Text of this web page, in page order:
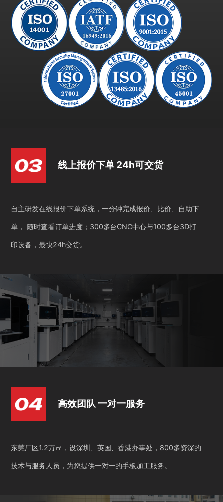
线上报价下单 24h可交货
自主研发在线报价下单系统，一分钟完成报价、比价、自助下
单， 随时查看订单进度；300多台CNC中心与100多台3D打
印设备，最快24h交货。
高效团队 一对一服务
东莞厂区1.2万㎡，设深圳、英国、香港办事处，800多资深的
技术与服务人员，为您提供一对一的手板加工服务。